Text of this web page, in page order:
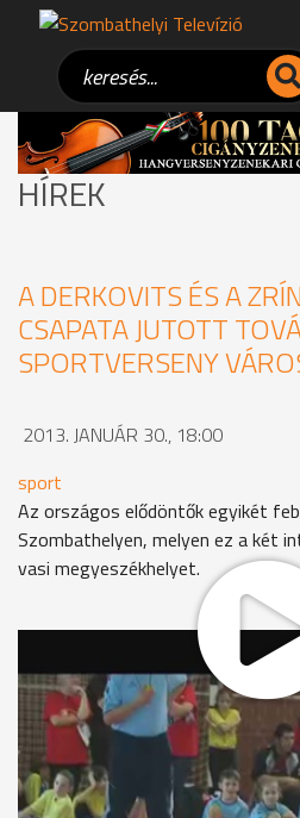
HÍREK
A DERKOVITS ÉS A
CSAPATA JUTOTT
SPORTVERSENY
2013. JANUÁR 30., 18:00
sport
Az országos elődöntők egyikét
Szombathelyen, melyen ez a két
vasi megyeszékhelyet.
A hagyományoknak
lelátók előtt rendezték meg a
sportcsarnokában a Játékos
melyre az előcsatározások után
iskola, a Derkovits, a Zrínyi, a
Gothárd és a Paragvári csapata